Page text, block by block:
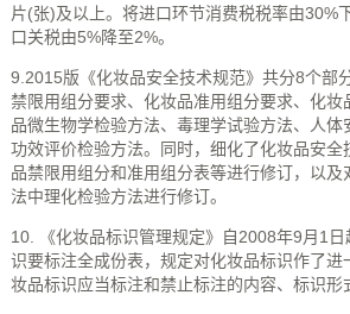
片(张)及以上。将进口环节消费税税率由30%
口关税由5%降至2%。
9.2015版《化妆品安全技术规范》共分8个部
禁限用组分要求、化妆品准用组分要求、化妆
品微生物学检验方法、毒理学试验方法、人体
功效评价检验方法。同时，细化了化妆品安全
品禁限用组分和准用组分表等进行修订，以及
法中理化检验方法进行修订。
10. 《化妆品标识管理规定》自2008年9月1
识要标注全成份表，规定对化妆品标识作了进
妆品标识应当标注和禁止标注的内容、标识形